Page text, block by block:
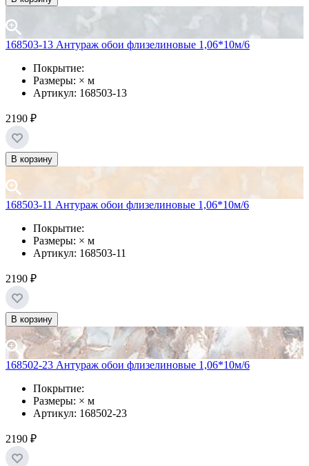
168503-13 Антураж обои флизелиновые 1,06*10м/6
Покрытие:
Размеры: × м
Артикул: 168503-13
2190 ₽
В корзину
168503-11 Антураж обои флизелиновые 1,06*10м/6
Покрытие:
Размеры: × м
Артикул: 168503-11
2190 ₽
В корзину
168502-23 Антураж обои флизелиновые 1,06*10м/6
Покрытие:
Размеры: × м
Артикул: 168502-23
2190 ₽